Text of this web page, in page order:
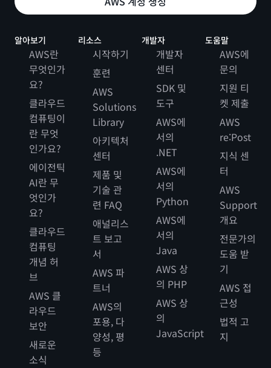
알아보기
AWS란
무엇인가
요?
클라우드
컴퓨팅이
란 무엇
인가요?
에이전틱
AI란 무
엇인가
요?
클라우드
컴퓨팅
개념 허
브
AWS 클
라우드
보안
새로운
소식
리소스
시작하기
훈련
AWS
Solutions
Library
아키텍처
센터
제품 및
기술 관
련 FAQ
애널리스
트 보고
서
AWS 파
트너
AWS의
포용, 다
양성, 평
등
개발자
개발자
센터
SDK 및
도구
AWS에
서의
.NET
AWS에
서의
Python
AWS에
서의
Java
AWS 상
의 PHP
AWS 상
의
JavaScript
도움말
AWS에
문의
지원 티
켓 제출
AWS
re:Post
지식 센
터
AWS
Support
개요
전문가의
도움 받
기
AWS 접
근성
법적 고
지